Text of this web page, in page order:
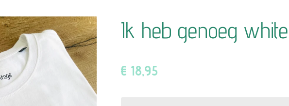
Ik heb genoeg white
€ 18,95